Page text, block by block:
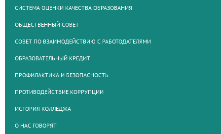
СИСТЕМА ОЦЕНКИ КАЧЕСТВА ОБРАЗОВАНИЯ
ОБЩЕСТВЕННЫЙ СОВЕТ
СОВЕТ ПО ВЗАИМОДЕЙСТВИЮ С РАБОТОДАТЕЛЯМИ
ОБРАЗОВАТЕЛЬНЫЙ КРЕДИТ
ПРОФИЛАКТИКА И БЕЗОПАСНОСТЬ
ПРОТИВОДЕЙСТВИЕ КОРРУПЦИИ
ИСТОРИЯ КОЛЛЕДЖА
О НАС ГОВОРЯТ